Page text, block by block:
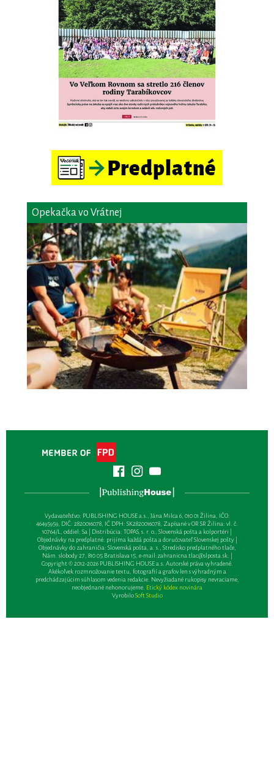
Opekačka vo Vrátnej
Vydavateľsťvo: PUBLISHING HOUSE a.s., Jána Milca 6, 010 01 Žilina, IČO:
46495959, DIČ: 2820016078, IČ DPH: SK2820016078, Zapísané v OR SR Žilina: vl. č.
10764/L, oddiel: Sa | Distribúcia: TOPAS, s. r. o., Slovenská pošta a kolportéri |
Objednávky na predplatné: prijíma každá pošta a doručovateľ Slovenskej pošty |
Objednávky do zahraničia: Slovenská pošta, a. s., Stredisko predplatného tlače,
Nám. slobody 27, 810 05 Bratislava 15, e-mail:zahranicna.tlac@slposta.sk. |
Copyright © 2012-2026 PUBLISHING HOUSE a.s. Autorské práva vyhradené.
Akékoľvek rozmnožovanie textu, fotografií a grafov len s výhradným a
predchádzajúcim súhlasom vedenia redakcie. Nevyžiadané rukopisy nevraciame,
neobjednané nehonorujeme. Etický kódex novinára
VyrobiloSoft Studio